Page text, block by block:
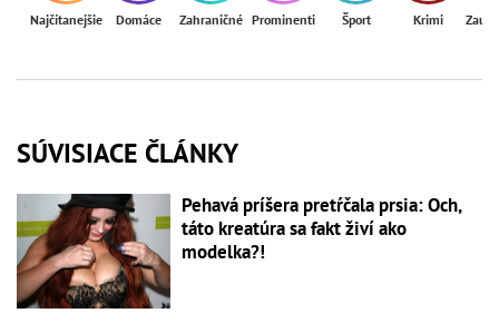
Najčítanejšie Domáce Zahraničné Prominenti Šport Krimi
SÚVISIACE ČLÁNKY
Pehavá príšera pretŕčala prsia: Och,
táto kreatúra sa fakt živí ako
modelka?!